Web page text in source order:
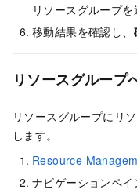
リソースグループ
移動結果を確認し、
リソースグループ
リソースグループにリ
します。
Resource
ナビゲーションペイ